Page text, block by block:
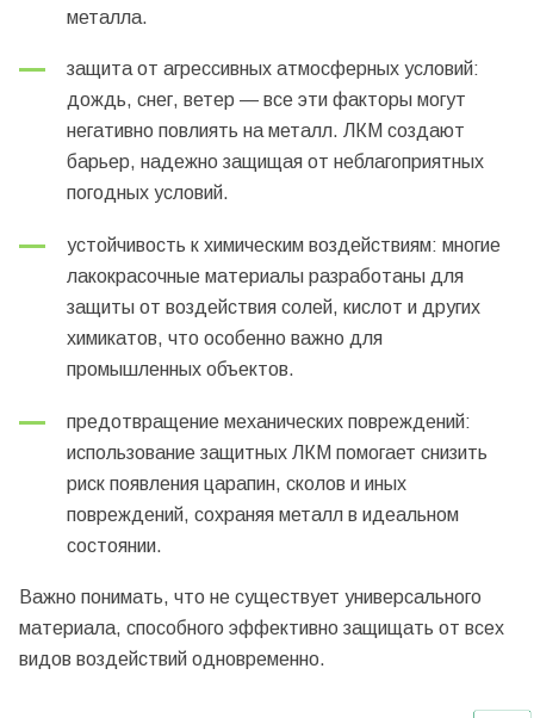
металла.
защита от агрессивных атмосферных условий:
дождь, снег, ветер — все эти факторы могут
негативно повлиять на металл. ЛКМ создают
барьер, надежно защищая от неблагоприятных
погодных условий.
устойчивость к химическим воздействиям: многие
лакокрасочные материалы разработаны для
защиты от воздействия солей, кислот и других
химикатов, что особенно важно для
промышленных объектов.
предотвращение механических повреждений:
использование защитных ЛКМ помогает снизить
риск появления царапин, сколов и иных
повреждений, сохраняя металл в идеальном
состоянии.
Важно понимать, что не существует универсального
материала, способного эффективно защищать от всех
видов воздействий одновременно.